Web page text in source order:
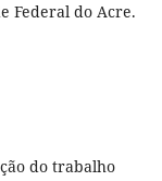
Federal do Acre.
do trabalho